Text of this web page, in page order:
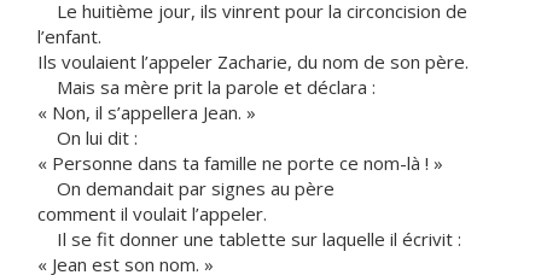
Le huitième jour, ils vinrent pour la circoncision de
l’enfant.
Ils voulaient l’appeler Zacharie, du nom de son père.
Mais sa mère prit la parole et déclara :
« Non, il s’appellera Jean. »
On lui dit :
« Personne dans ta famille ne porte ce nom-là ! »
On demandait par signes au père
comment il voulait l’appeler.
Il se fit donner une tablette sur laquelle il écrivit :
« Jean est son nom. »